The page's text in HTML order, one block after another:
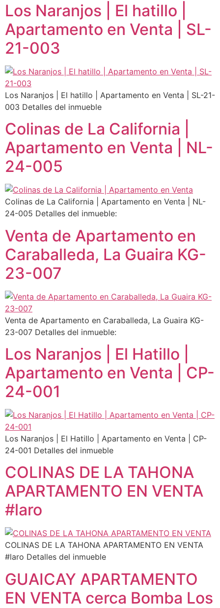
Los Naranjos | El hatillo |
Apartamento en Venta | SL-
21-003
Los Naranjos | El hatillo | Apartamento en Venta | SL-21-
003 Detalles del inmueble
Colinas de La California |
Apartamento en Venta | NL-
24-005
Colinas de La California | Apartamento en Venta | NL-
24-005 Detalles del inmueble:
Venta de Apartamento en
Caraballeda, La Guaira KG-
23-007
Venta de Apartamento en Caraballeda, La Guaira KG-
23-007 Detalles del inmueble:
Los Naranjos | El Hatillo |
Apartamento en Venta | CP-
24-001
Los Naranjos | El Hatillo | Apartamento en Venta | CP-
24-001 Detalles del inmueble
COLINAS DE LA TAHONA
APARTAMENTO EN VENTA
#laro
COLINAS DE LA TAHONA APARTAMENTO EN VENTA
#laro Detalles del inmueble
GUAICAY APARTAMENTO
EN VENTA cerca Bomba Los